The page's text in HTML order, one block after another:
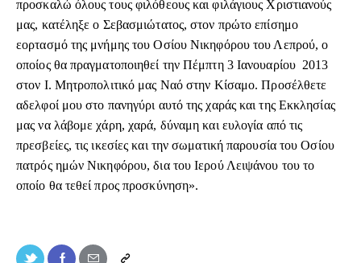
προσκαλώ όλους τους φιλόθεους και φιλάγιους Χριστιανούς
μας, κατέληξε ο Σεβασμιώτατος, στον πρώτο επίσημο
εορτασμό της μνήμης του Οσίου Νικηφόρου του Λεπρού, ο
οποίος θα πραγματοποιηθεί την Πέμπτη 3 Ιανουαρίου 2013
στον Ι. Μητροπολιτικό μας Ναό στην Κίσαμο. Προσέλθετε
αδελφοί μου στο πανηγύρι αυτό της χαράς και της Εκκλησίας
μας να λάβομε χάρη, χαρά, δύναμη και ευλογία από τις
πρεσβείες, τις ικεσίες και την σωματική παρουσία του Οσίου
πατρός ημών Νικηφόρου, δια του Ιερού Λειψάνου του το
οποίο θα τεθεί προς προσκύνηση».